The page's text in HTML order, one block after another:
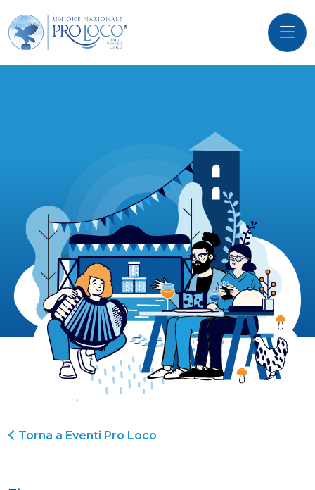
Torna a Eventi Pro Loco